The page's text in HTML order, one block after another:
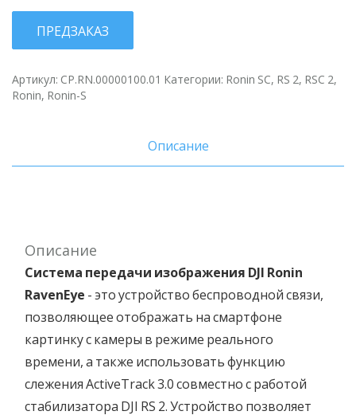
ПРЕДЗАКАЗ
Артикул: CP.RN.00000100.01 Категории: Ronin SC, RS 2, RSC 2,
Ronin, Ronin-S
Описание
Описание
Система передачи изображения DJI Ronin
RavenEye - это устройство беспроводной связи,
позволяющее отображать на смартфоне
картинку с камеры в режиме реального
времени, а также использовать функцию
слежения ActiveTrack 3.0 совместно с работой
стабилизатора DJI RS 2. Устройство позволяет